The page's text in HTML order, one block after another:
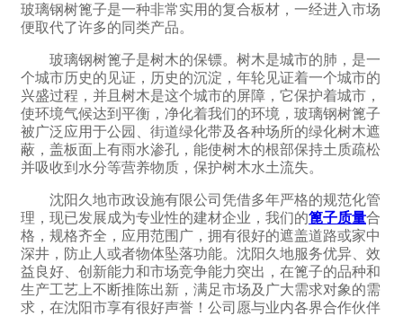
玻璃钢树篦子是一种非常实用的复合板材，一经进入市场
便取代了许多的同类产品。
玻璃钢树篦子是树木的保镖。树木是城市的肺，是一
个城市历史的见证，历史的沉淀，年轮见证着一个城市的
兴盛过程，并且树木是这个城市的屏障，它保护着城市，
使环境气候达到平衡，净化着我们的环境，玻璃钢树篦子
被广泛应用于公园、街道绿化带及各种场所的绿化树木遮
蔽，盖板面上有雨水渗孔，能使树木的根部保持土质疏松
并吸收到水分等营养物质，保护树木水土流失。
沈阳久地市政设施有限公司凭借多年严格的规范化管
理，现已发展成为专业性的建材企业，我们的篦子质量合
格，规格齐全，应用范围广，拥有很好的遮盖道路或家中
深井，防止人或者物体坠落功能。沈阳久地服务优异、效
益良好、创新能力和市场竞争能力突出，在篦子的品种和
生产工艺上不断推陈出新，满足市场及广大需求对象的需
求，在沈阳市享有很好声誉！公司愿与业内各界合作伙伴